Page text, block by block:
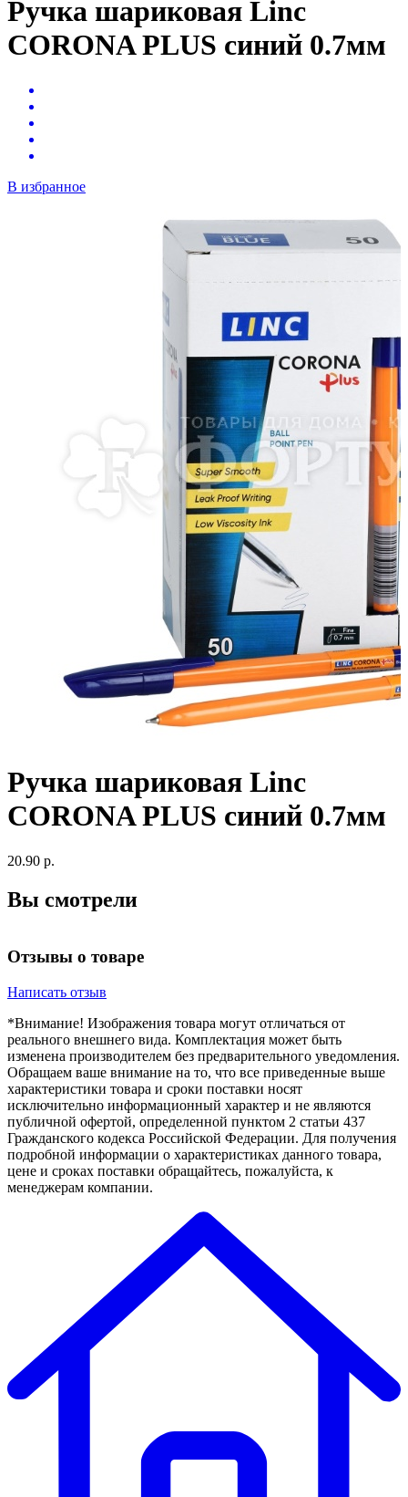
Ручка шариковая Linc
CORONA PLUS синий 0.7мм
В избранное
Ручка шариковая Linc
CORONA PLUS синий 0.7мм
20.90 р.
Вы смотрели
Отзывы о товаре
Написать отзыв
*Внимание! Изображения товара могут отличаться от
реального внешнего вида. Комплектация может быть
изменена производителем без предварительного уведомления.
Обращаем ваше внимание на то, что все приведенные выше
характеристики товара и сроки поставки носят
исключительно информационный характер и не являются
публичной офертой, определенной пунктом 2 статьи 437
Гражданского кодекса Российской Федерации. Для получения
подробной информации о характеристиках данного товара,
цене и сроках поставки обращайтесь, пожалуйста, к
менеджерам компании.